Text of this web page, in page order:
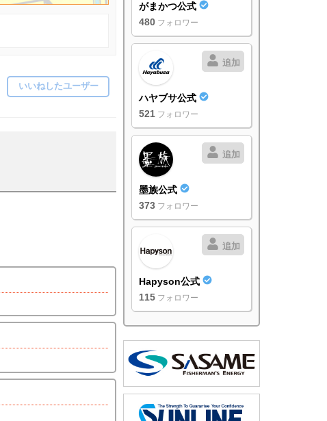
いいねしたユーザー
がまかつ公式
480 フォロワー
追加
ハヤブサ公式
521 フォロワー
追加
墨族公式
373 フォロワー
追加
Hapyson公式
115 フォロワー